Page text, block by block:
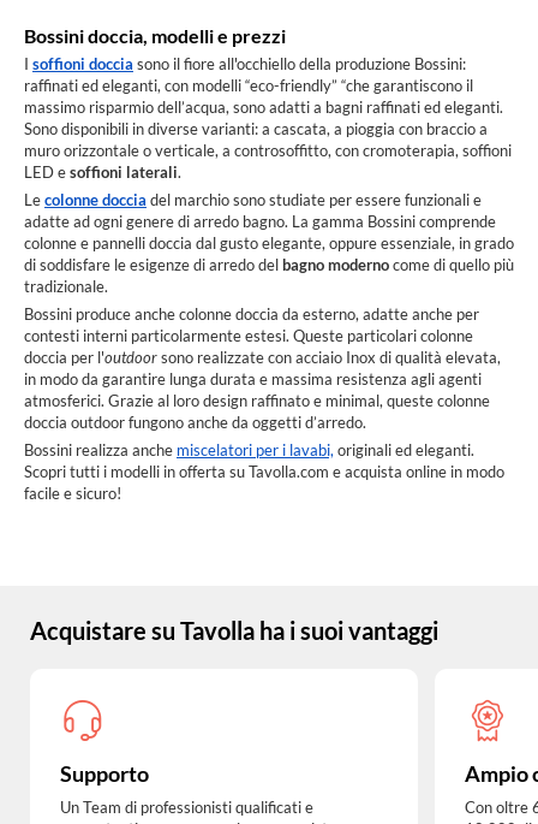
Bossini doccia, modelli e prezzi
I soffioni doccia sono il fiore all'occhiello della produzione Bossini:
raffinati ed eleganti, con modelli “eco-friendly” “che garantiscono il
massimo risparmio dell’acqua, sono adatti a bagni raffinati ed eleganti.
Sono disponibili in diverse varianti: a cascata, a pioggia con braccio a
muro orizzontale o verticale, a controsoffitto, con cromoterapia, soffioni
LED esoffioni laterali.
Lecolonne doccia del marchio sono studiate per essere funzionali e
adatte ad ogni genere diarredo bagno. La gamma Bossini comprende
colonne e pannelli doccia dal gusto elegante, oppure essenziale, in grado
di soddisfare le esigenze di arredo delbagno modernocome di quello più
tradizionale.
Bossini produce anche colonne doccia da esterno, adatte anche per
contesti interni particolarmente estesi. Queste particolari colonne
doccia per l'outdoorsono realizzate con acciaio Inox di qualità elevata,
in modo da garantire lunga durata e massima resistenza agli agenti
atmosferici. Grazie al loro design raffinato e minimal, queste colonne
doccia outdoor fungono anche da oggetti d’arredo.
Bossini realizza anche miscelatori per i lavabi, originali ed eleganti.
Scopri tutti i modelli in offerta su Tavolla.com e acquista online in modo
facile e sicuro!
Acquistare su Tavolla ha i suoi vantaggi
Supporto
Un Team di professionisti qualificati e
Ampio
Con oltre